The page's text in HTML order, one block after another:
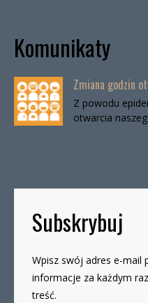
Komunikaty
Zmiana godzin
Z powodu
otwarcia
Subskrybuj
Wpisz swój adres e-mail
informacje za każdym
treść.